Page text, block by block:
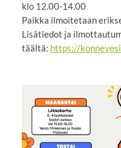
klo 12.00-14.00
Paikka ilmoitetaan
Lisätiedot ja
täältä: https://